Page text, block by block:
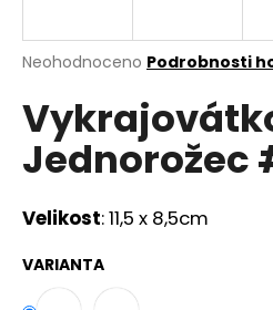
Průměrné
produktu
je
0,0
z
hvězdiček.
Neohodnoceno Podrobnosti
Jednorožec
Velikost: 11,5 x 8,5cm
VARIANTA
j
t
?